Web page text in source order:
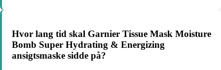
Hvor lang tid skal Garnier Tissue Mask Moisture
Bomb Super Hydrating & Energizing
ansigtsmaske sidde på?